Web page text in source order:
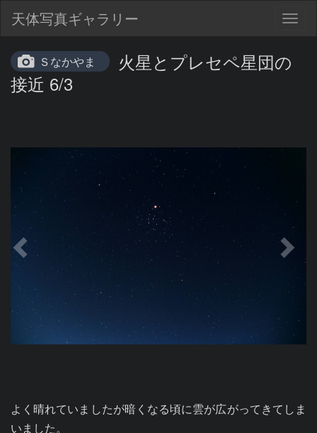
天体写真ギャラリー
Ｓなかやま
火星とプレセペ星団の
接近 6/3
よく晴れていましたが暗くなる頃に雲が広がってきてしま
いました。